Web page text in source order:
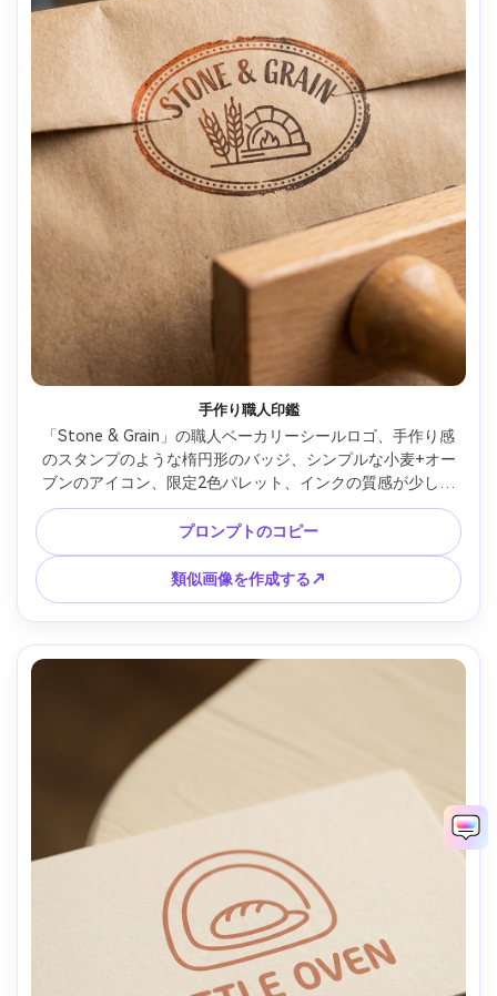
手作り職人印鑑
「Stone & Grain」の職人ベーカリーシールロゴ、手作り感
のスタンプのような楕円形のバッジ、シンプルな小麦+オー
ブンのアイコン、限定2色パレット、インクの質感が少し不
完全ですがベクトルクリーン、素朴なセリフタイポグラフ
ィ、センターデザイン、85mmレンズ、被写界深度が浅い --
ar 4:5
プロンプトのコピー
類似画像を作成する↗